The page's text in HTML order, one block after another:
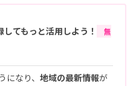
てもっと活用しよう！
無
になり、 地域の最新情報が